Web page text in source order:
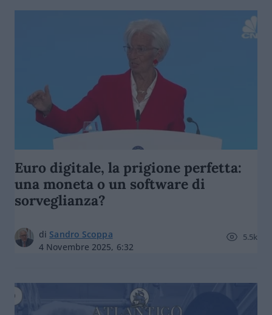
Euro digitale, la prigione perfetta:
una moneta o un software di
sorveglianza?
di Sandro Scoppa
4 Novembre 2025, 6:32
5.5k